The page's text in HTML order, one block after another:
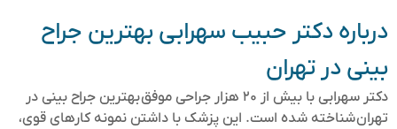
درباره دکتر حبیب سهرابی بهترین جراح
بینی در تهران
دکتر سهرابی با بیش از ۲۰ هزار جراحی موفق بهترین جراح بینی در
تهران شناخته شده است. این پزشک با داشتن نمونه کارهای قوی،